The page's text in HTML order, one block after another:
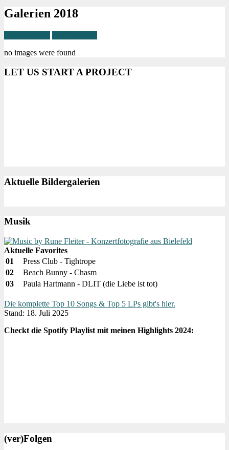
Galerien 2018
no images were found
LET US START A PROJECT
Aktuelle Bildergalerien
Musik
Aktuelle Favorites
01
Press Club - Tightrope
02
Beach Bunny - Chasm
03
Paula Hartmann - DLIT (die Liebe ist tot)
Die komplette Top 10 Songs & Top 5 LPs gibt's hier.
Stand: 18. Juli 2025
Checkt die Spotify Playlist mit meinen Highlights 2024:
(ver)Folgen